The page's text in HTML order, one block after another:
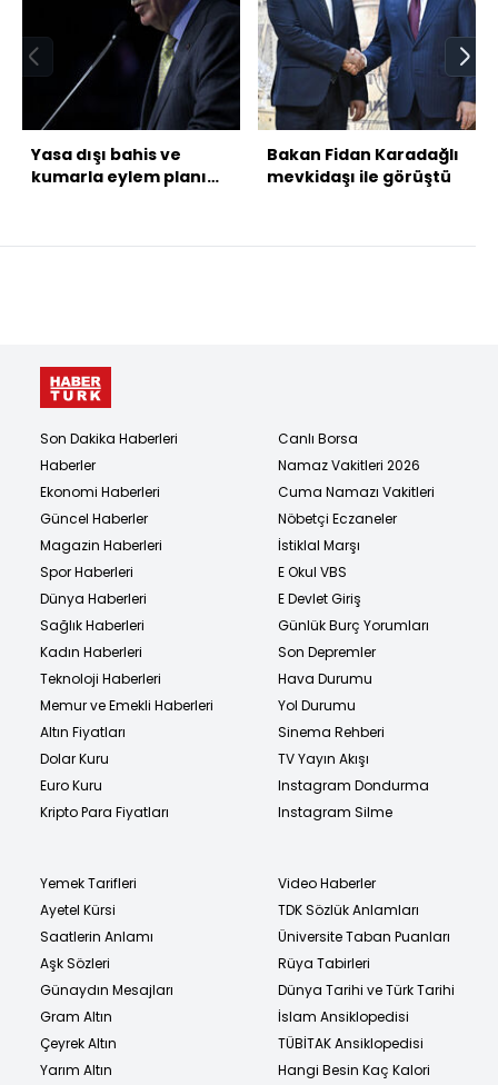
Yasa dışı bahis ve
kumarla eylem planı
Bakan Fidan Karadağlı
mevkidaşı ile görüştü
Son Dakika Haberleri
Haberler
Ekonomi Haberleri
Güncel Haberler
Magazin Haberleri
Spor Haberleri
Dünya Haberleri
Sağlık Haberleri
Kadın Haberleri
Teknoloji Haberleri
Memur ve Emekli Haberleri
Altın Fiyatları
Dolar Kuru
Euro Kuru
Kripto Para Fiyatları
Canlı Borsa
Namaz Vakitleri 2026
Cuma Namazı Vakitleri
Nöbetçi Eczaneler
İstiklal Marşı
E Okul VBS
E Devlet Giriş
Günlük Burç Yorumları
Son Depremler
Hava Durumu
Yol Durumu
Sinema Rehberi
TV Yayın Akışı
Instagram Dondurma
Instagram Silme
Yemek Tarifleri
Ayetel Kürsi
Saatlerin Anlamı
Aşk Sözleri
Günaydın Mesajları
Gram Altın
Çeyrek Altın
Yarım Altın
Video Haberler
TDK Sözlük Anlamları
Üniversite Taban Puanları
Rüya Tabirleri
Dünya Tarihi ve Türk Tarihi
İslam Ansiklopedisi
TÜBİTAK Ansiklopedisi
Hangi Besin Kaç Kalori